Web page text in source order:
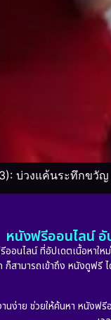
บ่วงแค้นระทึกขวั
หนังฟรีออนไลน์
นไลน์ ที่อัปเดตเนื้อหาใ
ก็สามารถเข้าถึง หนังดู
นง่าย ช่วยให้ค้นหา หนัง